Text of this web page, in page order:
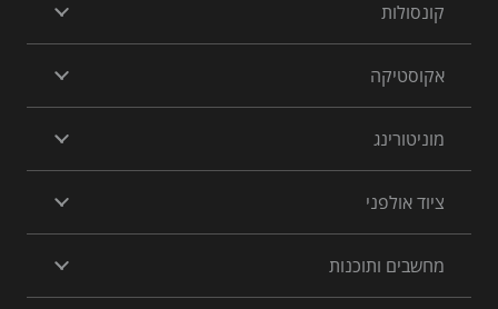
קונסולות
אקוסטיקה
מוניטורינג
ציוד אולפני
מחשבים ותוכנות